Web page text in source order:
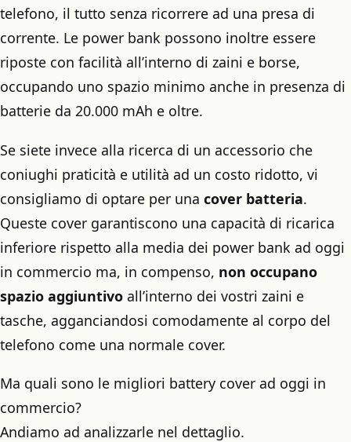
telefono, il tutto senza ricorrere ad una presa di
corrente. Le power bank possono inoltre essere
riposte con facilità all’interno di zaini e borse,
occupando uno spazio minimo anche in presenza di
batterie da 20.000 mAh e oltre.
Se siete invece alla ricerca di un accessorio che
coniughi praticità e utilità ad un costo ridotto, vi
consigliamo di optare per una cover batteria.
Queste cover garantiscono una capacità di ricarica
inferiore rispetto alla media dei power bank ad oggi
in commercio ma, in compenso, non occupano
spazio aggiuntivo all’interno dei vostri zaini e
tasche, agganciandosi comodamente al corpo del
telefono come una normale cover.
Ma quali sono le migliori battery cover ad oggi in
commercio?
Andiamo ad analizzarle nel dettaglio.